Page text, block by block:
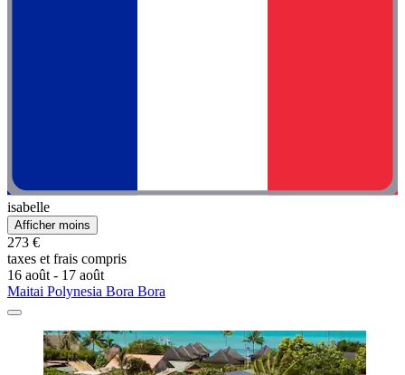
isabelle
Afficher moins
273 €
taxes et frais compris
16 août - 17 août
Maitai Polynesia Bora Bora